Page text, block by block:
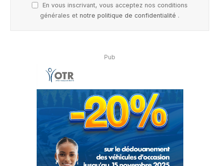
En vous inscrivant, vous acceptez nos conditions
générales et notre politique de confidentialité .
Pub